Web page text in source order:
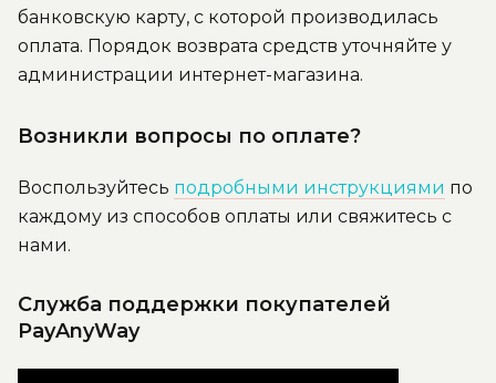
банковскую карту, с которой производилась
оплата. Порядок возврата средств уточняйте у
администрации интернет-магазина.
Возникли вопросы по оплате?
Воспользуйтесь подробными инструкциями по
каждому из способов оплаты или свяжитесь с
нами.
Служба поддержки покупателей
PayAnyWay